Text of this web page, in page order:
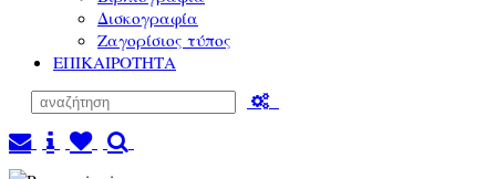
Δισκογραφία
Ζαγορίσιος τύπος
ΕΠΙΚΑΙΡΟΤΗΤΑ